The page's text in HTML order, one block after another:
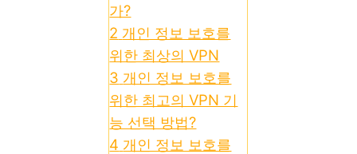
가?
2 개인 정보 보호를
위한 최상의 VPN
3 개인 정보 보호를
위한 최고의 VPN 기
능 선택 방법?
4 개인 정보 보호를